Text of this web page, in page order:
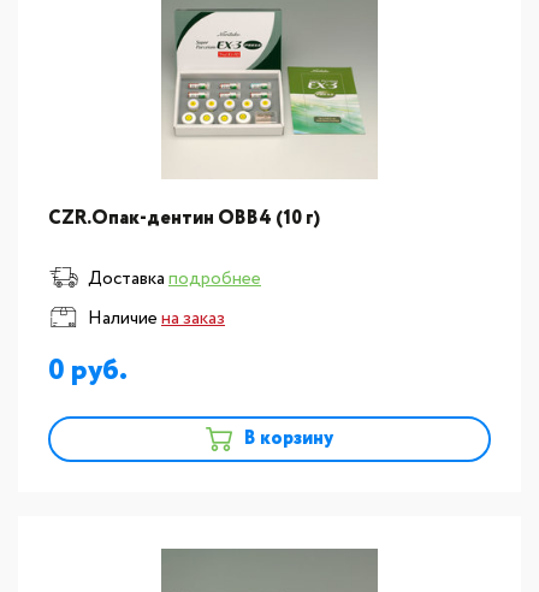
CZR.Опак-дентин ОВB4 (10 г)
Доставкаподробнее
Наличиена заказ
0
В корзину